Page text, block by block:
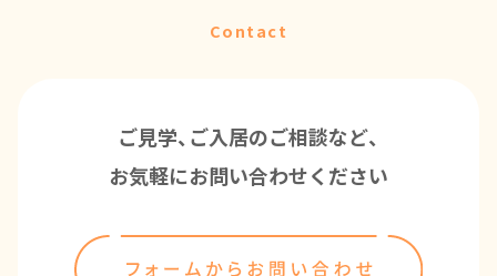
Contact
ご見学、ご入居のご相談など、
お気軽にお問い合わせください